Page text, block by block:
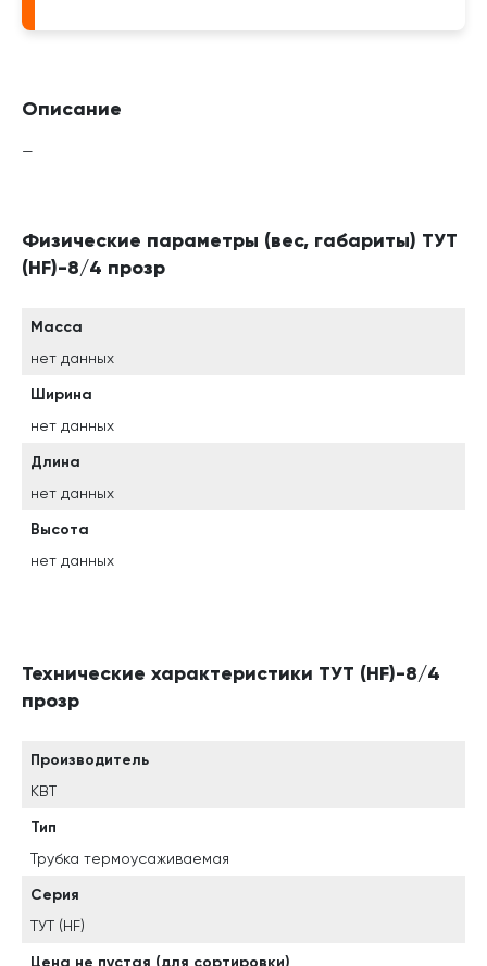
Описание
—
Физические параметры (вес, габариты) ТУТ
(HF)-8/4 прозр
Масса
нет данных
Ширина
нет данных
Длина
нет данных
Высота
нет данных
Технические характеристики ТУТ (HF)-8/4
прозр
Производитель
КВТ
Тип
Трубка термоусаживаемая
Серия
ТУТ (HF)
Цена не пустая (для сортировки)